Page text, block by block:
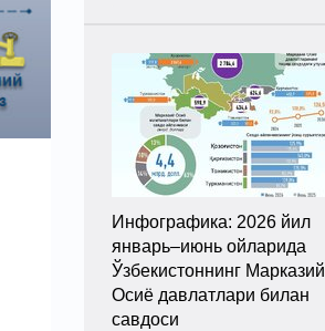
Инфографика: 2026 йил
январь–июнь ойларида
Ўзбекистоннинг Марказий
Осиё давлатлари билан
савдоси